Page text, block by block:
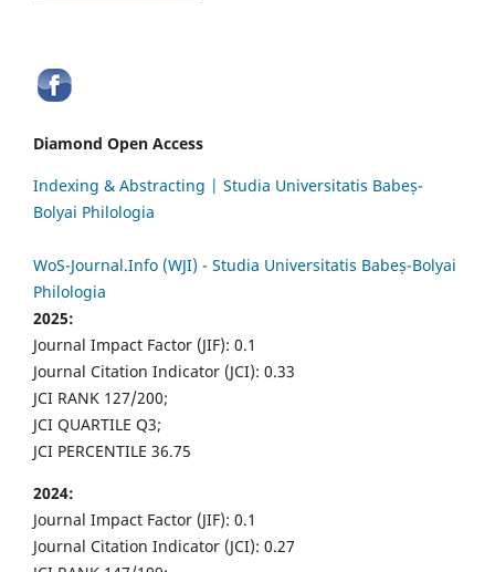
Diamond Open Access
Indexing & Abstracting | Studia Universitatis Babeș-
Bolyai Philologia
WoS-Journal.Info (WJI) - Studia Universitatis Babeș-Bolyai
Philologia
2025:
Journal Impact Factor (JIF): 0.1
Journal Citation Indicator (JCI): 0.33
JCI RANK 127/200;
JCI QUARTILE Q3;
JCI PERCENTILE 36.75
2024:
Journal Impact Factor (JIF): 0.1
Journal Citation Indicator (JCI): 0.27